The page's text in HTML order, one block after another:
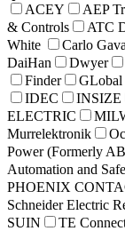
ACEY
AEP
& Controls
ATC
White
Carlo
DaiHan
Dwyer
Finder
GLobal
IDEC
INSIZE
ELECTRIC
Murrelektronik
Power (Formerly
Automation and
PHOENIX
Schneider Electric
SUIN
TE